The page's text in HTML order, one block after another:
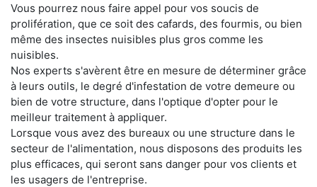
Vous pourrez nous faire appel pour vos soucis de
prolifération, que ce soit des cafards, des fourmis, ou bien
même des insectes nuisibles plus gros comme les
nuisibles.
Nos experts s'avèrent être en mesure de déterminer grâce
à leurs outils, le degré d'infestation de votre demeure ou
bien de votre structure, dans l'optique d'opter pour le
meilleur traitement à appliquer.
Lorsque vous avez des bureaux ou une structure dans le
secteur de l'alimentation, nous disposons des produits les
plus efficaces, qui seront sans danger pour vos clients et
les usagers de l'entreprise.